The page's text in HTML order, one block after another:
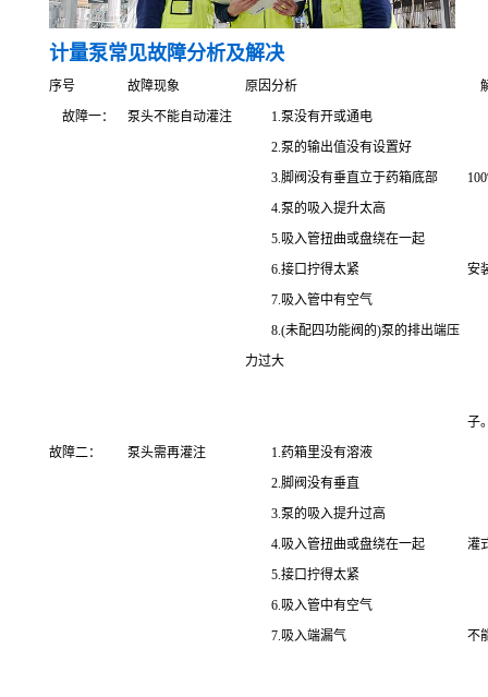
计量泵常见故障分析及解决
序号 故障现象 原因分析
故障一：
泵头不能自动灌注
1.泵没有开或通电
2.泵的输出值没有设置好
3.脚阀没有垂直立于药箱底部
4.泵的吸入提升太高
5.吸入管扭曲或盘绕在一起
6.接口拧得太紧
7.吸入管中有空气
8.(未配四功能阀的)泵的排出端压
力过大
安
子
故障二：
泵头需再灌注
1.药箱里没有溶液
2.脚阀没有垂直
3.泵的吸入提升过高
4.吸入管扭曲或盘绕在一起
5.接口拧得太紧
6.吸入管中有空气
7.吸入端漏气
灌
不